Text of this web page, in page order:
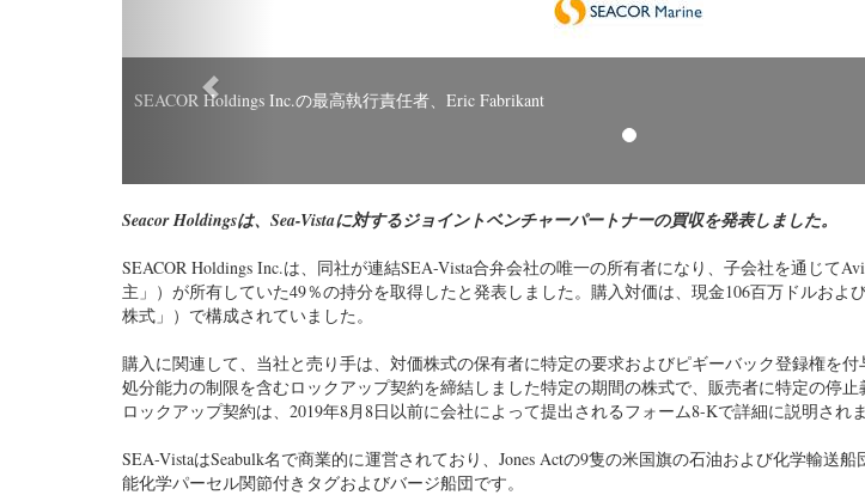
SEACOR Holdings Inc.の最高執行責任者、Eric Fabrikant
Seacor Holdingsは、Sea-Vistaに対するジョイントベンチャーパートナーの買収を発表しました。
SEACOR Holdings Inc.は、同社が連結SEA-Vista合弁会社の唯一の所有者になり、子会社を通じて
主」）が所有していた49％の持分を取得したと発表しました。購入対価は、現金106百万ドルおよ
株式」）で構成されていました。
購入に関連して、当社と売り手は、対価株式の保有者に特定の要求およびピギーバック登録権を
処分能力の制限を含むロックアップ契約を締結しました特定の期間の株式で、販売者に特定の停
ロックアップ契約は、2019年8月8日以前に会社によって提出されるフォーム8-Kで詳細に説明されま
SEA-VistaはSeabulk名で商業的に運営されており、Jones Actの9隻の米国旗の石油および化学輸送
能化学パーセル関節付きタグおよびバージ船団です。